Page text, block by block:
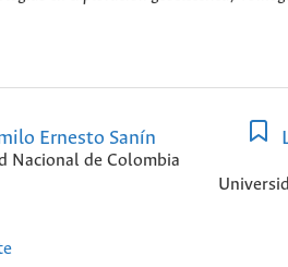
Ernesto Sanín
Nacional de Colombia